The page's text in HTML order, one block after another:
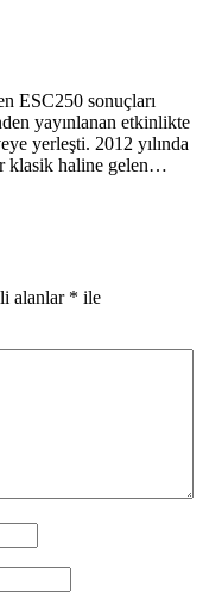
ESC250 sonuçları
yayınlanan etkinlikte
yerleşti. 2012 yılında
klasik haline gelen…
alanlar * ile